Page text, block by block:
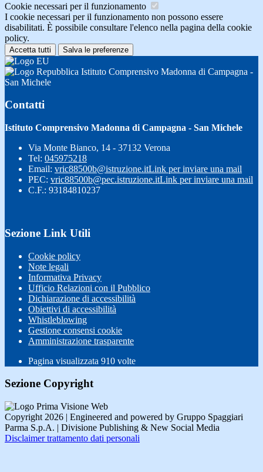
Cookie necessari per il funzionamento
I cookie necessari per il funzionamento non possono essere
disabilitati. È possibile consultare l'elenco nella pagina della cookie
policy.
Accetta tutti Salva le preferenze
Istituto Comprensivo Madonna di Campagna -
San Michele
Contatti
Istituto Comprensivo Madonna di Campagna - San Michele
Via Monte Bianco, 14 - 37132 Verona
Tel: 045975218
Email: vric88500b@istruzione.itLink per inviare una mail
PEC: vric88500b@pec.istruzione.itLink per inviare una mail
C.F.: 93184810237
Sezione Link Utili
Cookie policy
Note legali
Informativa Privacy
Ufficio Relazioni con il Pubblico
Dichiarazione di accessibilità
Obiettivi di accessibilità
Whistleblowing
Gestione consensi cookie
Amministrazione trasparente
Pagina visualizzata 910 volte
Sezione Copyright
Copyright 2026 | Engineered and powered by Gruppo Spaggiari
Parma S.p.A. | Divisione Publishing & New Social Media
Disclaimer trattamento dati personali